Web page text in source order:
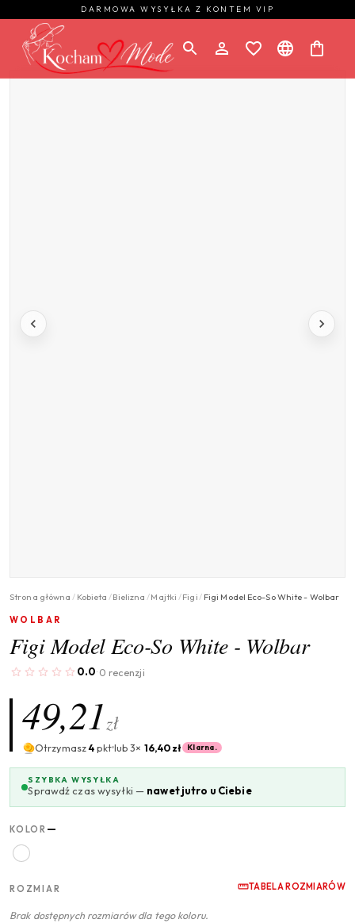
DARMOWA WYSYŁKA Z KONTEM VIP
Strona główna / Kobieta /Bielizna /Majtki /Figi/ Figi Model Eco-So White - Wolbar
WOLBAR
Figi Model Eco-So White - Wolbar
0.0· 0 recenzji
49,21zł
Otrzymasz4pktlub 3× 16,40 zł Klarna.
SZYBKA WYSYŁKA
Sprawdź czas wysyłki — nawet jutro u Ciebie
KOLOR —
ROZMIAR TABELA ROZMIARÓW
Brak dostępnych rozmiarów dla tego koloru.